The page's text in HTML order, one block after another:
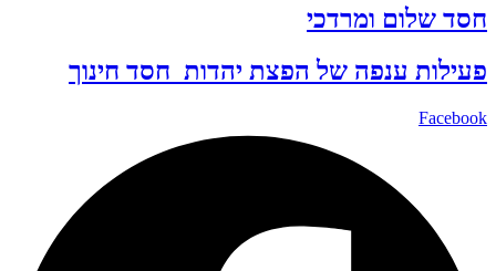
חסד שלום ומרדכי
פעילות ענפה של הפצת יהדות חסד חינוך
Facebook